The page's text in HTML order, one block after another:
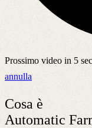
Prossimo video in 5
annulla
Cosa è
Automatic